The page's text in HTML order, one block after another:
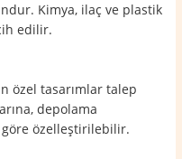
Kimya, ilaç ve plastik
edilir.
özel tasarımlar talep
depolama
özelleştirilebilir.